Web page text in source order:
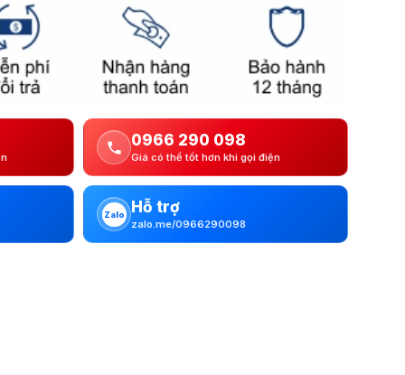
0966 290 098
Giá có thể tốt hơn khi gọi điện
Zalo Hỗ trợ
zalo.me/0966290098